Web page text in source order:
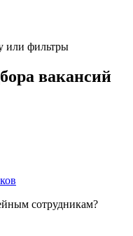
или фильтры
вакансий
сотрудникам?